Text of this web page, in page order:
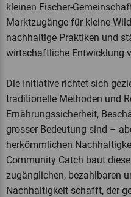
kleinen Fischer-
Marktzugänge für kleine
nachhaltige Praktiken und
wirtschaftliche Entwicklung
Die Initiative richtet sich
traditionelle Methoden und
Ernährungssicherheit,
grosser Bedeutung sind –
herkömmlichen
Community Catch baut
zugänglichen, bezahlbaren
Nachhaltigkeit schafft, der